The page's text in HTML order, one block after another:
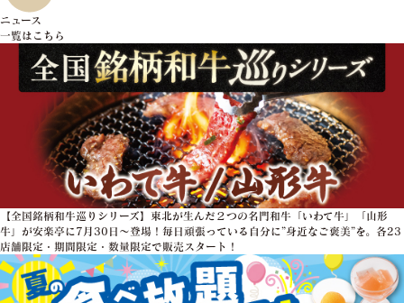
ニュース
一覧はこちら
【全国銘柄和牛巡りシリーズ】東北が生んだ２つの名門和牛「いわて牛」「山形
牛」が安楽亭に7月30日～登場！毎日頑張っている自分に”身近なご褒美”を。各23
店舗限定・期間限定・数量限定で販売スタート！